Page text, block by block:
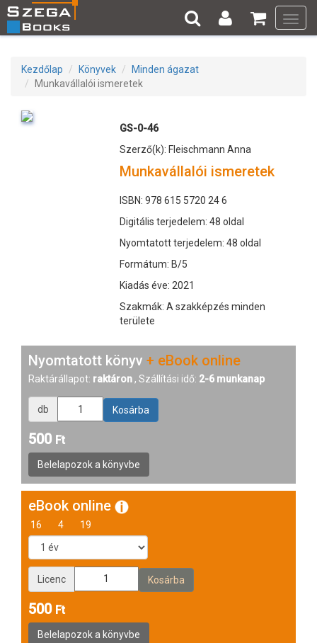
Kezdőlap Könyvek
Minden ágazat
Munkavállalói ismeretek
GS-0-46
Szerző(k): Fleischmann Anna
Munkavállalói ismeretek
ISBN: 978 615 5720 24 6
Digitális terjedelem: 48 oldal
Nyomtatott terjedelem: 48 oldal
Formátum: B/5
Kiadás éve: 2021
Szakmák: A szakképzés minden
területe
Nyomtatott könyv + eBook online
Raktárállapot: raktáron , Szállítási idő: 2-6 munkanap
db
500 Ft
eBook online
16 4 19
Licenc
500 Ft